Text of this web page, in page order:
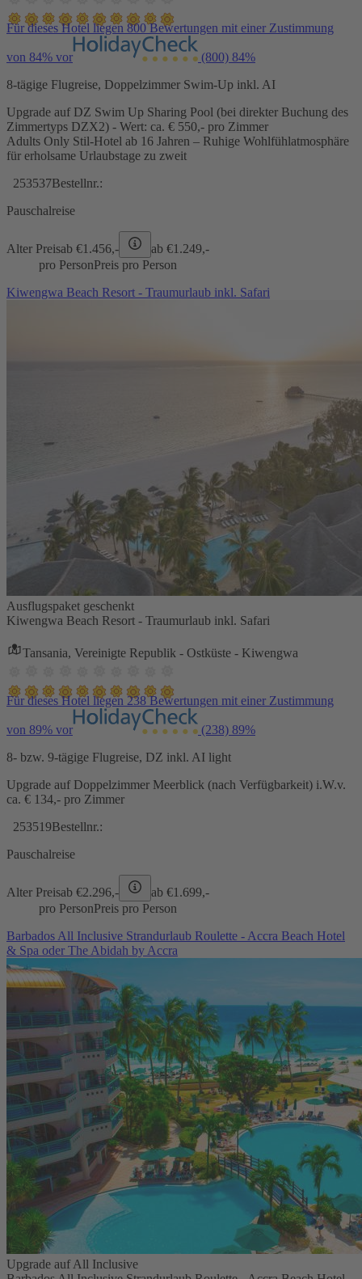
Für dieses Hotel liegen 800 Bewertungen mit einer Zustimmung
von 84% vor (800) 84%
8-tägige Flugreise, Doppelzimmer Swim-Up inkl. AI
Upgrade auf DZ Swim Up Sharing Pool (bei direkter Buchung des
Zimmertyps DZX2) - Wert: ca. € 550,- pro Zimmer
Adults Only Stil-Hotel ab 16 Jahren – Ruhige Wohlfühlatmosphäre
für erholsame Urlaubstage zu zweit
253537Bestellnr.:
Pauschalreise
Alter Preisab €1.456,- ab €1.249,-
pro PersonPreis pro Person
Kiwengwa Beach Resort - Traumurlaub inkl. Safari
Ausflugspaket geschenkt
Kiwengwa Beach Resort - Traumurlaub inkl. Safari
Tansania, Vereinigte Republik - Ostküste - Kiwengwa
Für dieses Hotel liegen 238 Bewertungen mit einer Zustimmung
von 89% vor (238) 89%
8- bzw. 9-tägige Flugreise, DZ inkl. AI light
Upgrade auf Doppelzimmer Meerblick (nach Verfügbarkeit) i.W.v.
ca. € 134,- pro Zimmer
253519Bestellnr.:
Pauschalreise
Alter Preisab €2.296,- ab €1.699,-
pro PersonPreis pro Person
Barbados All Inclusive Strandurlaub Roulette - Accra Beach Hotel
& Spa oder The Abidah by Accra
Upgrade auf All Inclusive